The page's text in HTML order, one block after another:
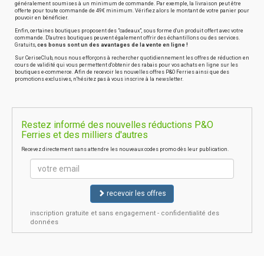
généralement soumises à un minimum de commande. Par exemple, la livraison peut être
offerte pour toute commande de 49€ minimum. Vérifiez alors le montant de votre panier pour
pouvoir en bénéficier.
Enfin, certaines boutiques proposent des "cadeaux", sous forme d'un produit offert avec votre
commande. D'autres boutiques peuvent également offrir des échantillons ou des services.
Gratuits, ces bonus sont un des avantages de la vente en ligne !
Sur CeriseClub, nous nous efforçons à rechercher quotidiennement les offres de réduction en
cours de validité qui vous permettent d'obtenir des rabais pour vos achats en ligne sur les
boutiques e-commerce. Afin de recevoir les nouvelles offres P&O Ferries ainsi que des
promotions exclusives, n'hésitez pas à vous inscrire à la newsletter.
Restez informé des nouvelles réductions P&O
Ferries et des milliers d'autres
Recevez directement sans attendre les nouveaux codes promo dès leur publication.
recevoir les offres
inscription gratuite et sans engagement - confidentialité des
données